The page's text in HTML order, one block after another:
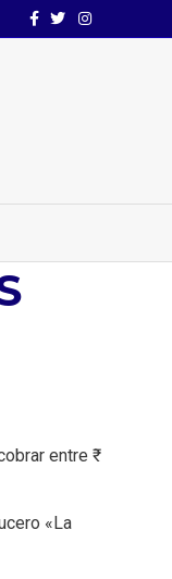
Facebook
TwitterInstagram
entre ₹
«La